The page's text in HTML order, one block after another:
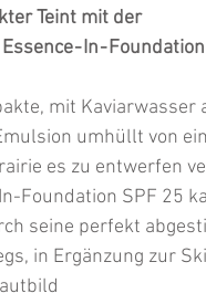
Teint mit der
- In -
mit
umhüllt von
es zu entwerfen
Foundation SPF 25
seine perfekt
in Ergänzung zur